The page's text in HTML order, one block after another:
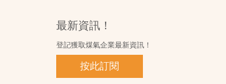
最新資訊！
登記獲取煤氣企業最新資訊！
按此訂閱